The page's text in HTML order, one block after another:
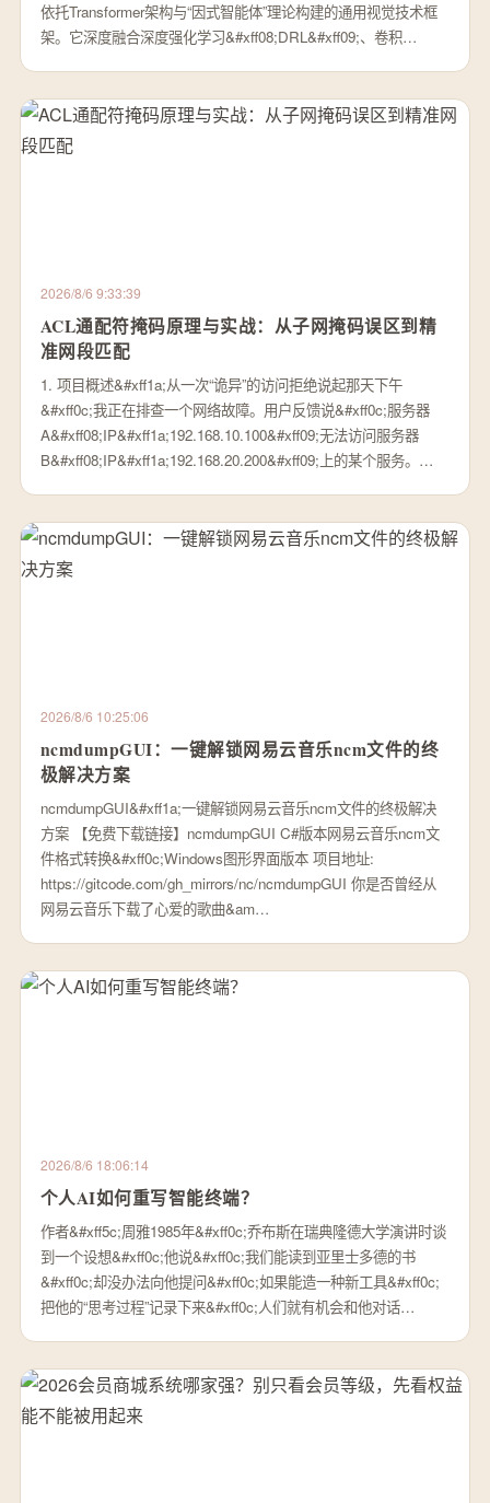
依托Transformer架构与“因式智能体”理论构建的通用视觉技术框
架。它深度融合深度强化学习&#xff08;DRL&#xff09;、卷积…
2026/8/6 9:33:39
ACL通配符掩码原理与实战：从子网掩码误区到精
准网段匹配
1. 项目概述&#xff1a;从一次“诡异”的访问拒绝说起那天下午
&#xff0c;我正在排查一个网络故障。用户反馈说&#xff0c;服务器
A&#xff08;IP&#xff1a;192.168.10.100&#xff09;无法访问服务器
B&#xff08;IP&#xff1a;192.168.20.200&#xff09;上的某个服务。…
2026/8/6 10:25:06
ncmdumpGUI：一键解锁网易云音乐ncm文件的终
极解决方案
ncmdumpGUI&#xff1a;一键解锁网易云音乐ncm文件的终极解决
方案 【免费下载链接】ncmdumpGUI C#版本网易云音乐ncm文
件格式转换&#xff0c;Windows图形界面版本 项目地址:
https://gitcode.com/gh_mirrors/nc/ncmdumpGUI 你是否曾经从
网易云音乐下载了心爱的歌曲&am…
2026/8/6 18:06:14
个人AI如何重写智能终端？
作者&#xff5c;周雅1985年&#xff0c;乔布斯在瑞典隆德大学演讲时谈
到一个设想&#xff0c;他说&#xff0c;我们能读到亚里士多德的书
&#xff0c;却没办法向他提问&#xff0c;如果能造一种新工具&#xff0c;
把他的“思考过程”记录下来&#xff0c;人们就有机会和他对话…